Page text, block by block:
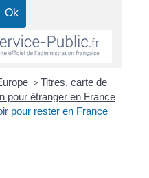
> Titres, carte de
pour étranger en France
pour rester en France